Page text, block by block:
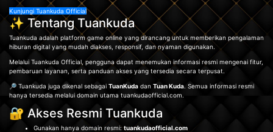
Kunjungi Tuankuda Official
✨ Tentang Tuankuda
Tuankuda adalah platform game online yang dirancang untuk memberikan pengalaman
hiburan digital yang mudah diakses, responsif, dan nyaman digunakan.
Melalui Tuankuda Official, pengguna dapat menemukan informasi resmi mengenai fitur,
pembaruan layanan, serta panduan akses yang tersedia secara terpusat.
🔎 Tuankuda juga dikenal sebagai TuanKuda dan Tuan Kuda. Semua informasi resmi
hanya tersedia melalui domain utama tuankudaofficial.com.
🔐 Akses Resmi Tuankuda
Gunakan hanya domain resmi: tuankudaofficial.com